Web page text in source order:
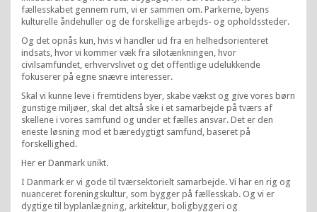
fællesskabet gennem rum, vi er sammen om. Parkerne, byens
kulturelle åndehuller og de forskellige arbejds- og opholdssteder.
Og det opnås kun, hvis vi handler ud fra en helhedsorienteret
indsats, hvor vi kommer væk fra silotænkningen, hvor
civilsamfundet, erhvervslivet og det offentlige udelukkende
fokuserer på egne snævre interesser.
Skal vi kunne leve i fremtidens byer, skabe vækst og give vores børn
gunstige miljøer, skal det altså ske i et samarbejde på tværs af
skellene i vores samfund og under et fælles ansvar. Det er den
eneste løsning mod et bæredygtigt samfund, baseret på
forskellighed.
Her er Danmark unikt.
I Danmark er vi gode til tværsektorielt samarbejde. Vi har en rig og
nuanceret foreningskultur, som bygger på fællesskab. Og vi er
dygtige til byplanlægning, arkitektur, boligbyggeri og